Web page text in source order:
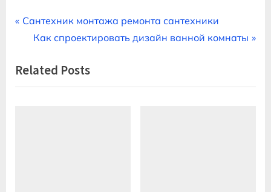
Навигация
записям
P
v
i
Сантехник монтажа ремонта сантехники
N
x
t
Как спроектировать дизайн ванной комнаты
Related Posts